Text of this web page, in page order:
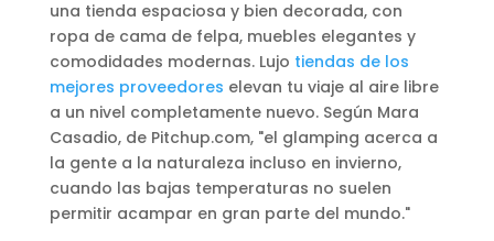
una tienda espaciosa y bien decorada, con
ropa de cama de felpa, muebles elegantes y
comodidades modernas. Lujo tiendas de los
mejores proveedores elevan tu viaje al aire libre
a un nivel completamente nuevo. Según Mara
Casadio, de Pitchup.com, "el glamping acerca a
la gente a la naturaleza incluso en invierno,
cuando las bajas temperaturas no suelen
permitir acampar en gran parte del mundo."